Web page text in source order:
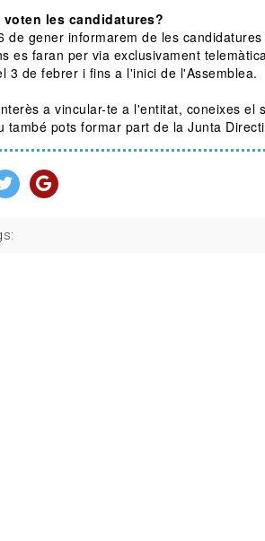
voten les candidatures?
de gener informarem de les
es faran per via exclusivament
3 de febrer i fins a l'inici de l'Assemblea.
a vincular-te a l'entitat, coneixes
també pots formar part de la Junta